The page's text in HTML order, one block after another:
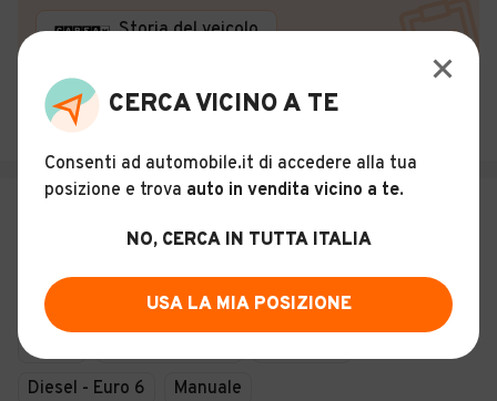
Storia del veicolo
AUTOHERO ITALIA VENEZIA
Venezia (VE)
18
BMW X1 xDrive20d Msport
Usato
Diesel - Euro 6
Manuale
CERCA VICINO A TE
Consenti ad automobile.it di accedere alla tua
posizione e trova auto in vendita vicino a te.
NO, CERCA IN TUTTA ITALIA
USA LA MIA POSIZIONE